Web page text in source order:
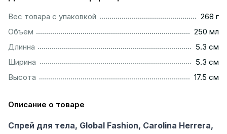
Вес товара с упаковкой
268 г
Объем
250 мл
Длинна
5.3 см
Ширина
5.3 см
Высота
17.5 см
Описание о товаре
Спрей для тела, Global Fashion, Carolina Herrera,